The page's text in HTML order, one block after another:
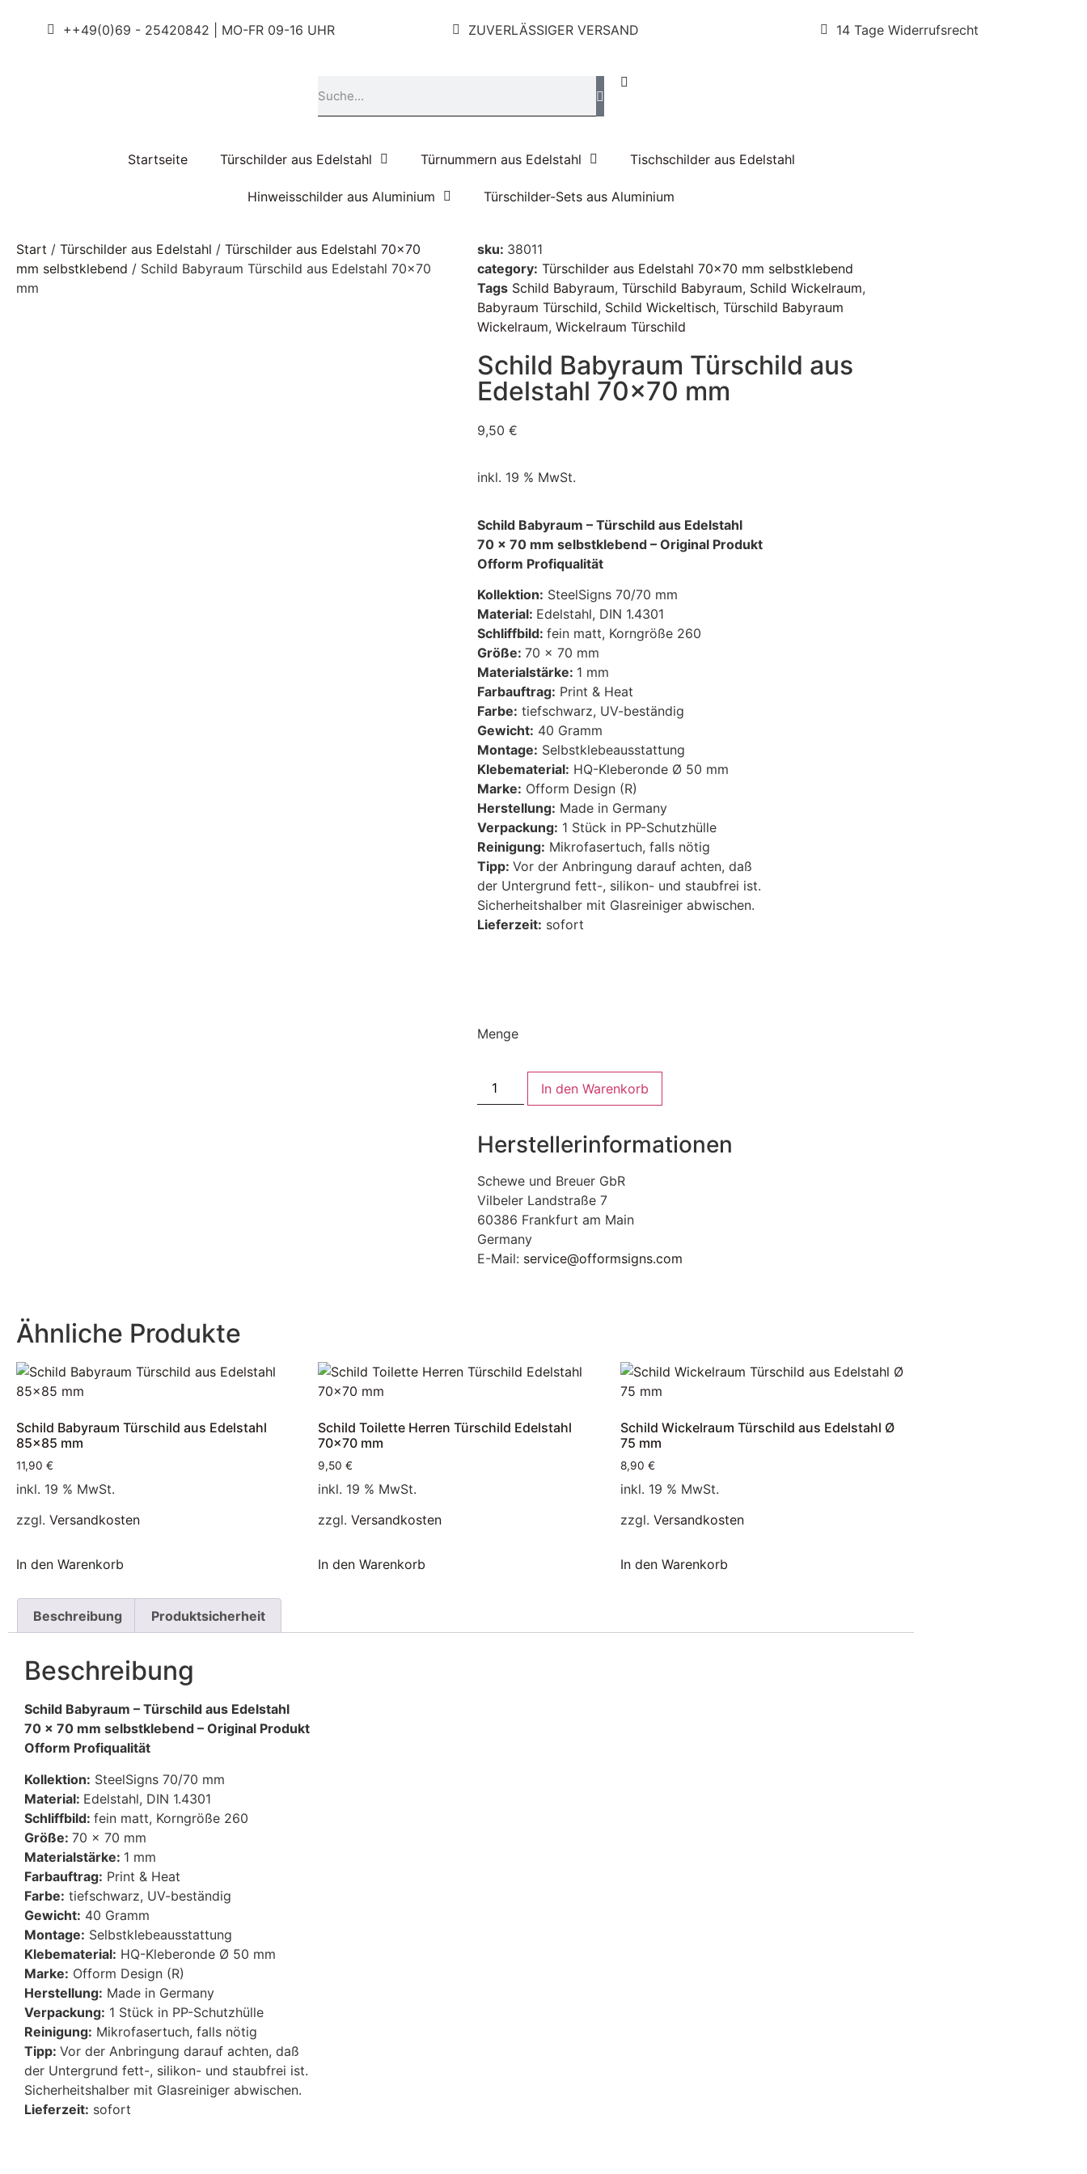
++49(0)69 - 25420842 | MO-FR 09-16 UHR ZUVERLÄSSIGER VERSAND 14 Tage Widerrufsrecht
Startseite Türschilder aus Edelstahl Türnummern aus Edelstahl Tischschilder aus Edelstahl
Hinweisschilder aus Aluminium Türschilder-Sets aus Aluminium
Start / Türschilder aus Edelstahl / Türschilder aus Edelstahl 70x70
mm selbstklebend / Schild Babyraum Türschild aus Edelstahl 70×70
mm
sku: 38011
category: Türschilder aus Edelstahl 70x70 mm selbstklebend
Tags Schild Babyraum, Türschild Babyraum, Schild Wickelraum,
Babyraum Türschild, Schild Wickeltisch, Türschild Babyraum
Wickelraum, Wickelraum Türschild
Schild Babyraum Türschild aus
Edelstahl 70×70 mm
9,50 €
inkl. 19 % MwSt.
Schild Babyraum – Türschild aus Edelstahl
70 x 70 mm selbstklebend – Original Produkt
Ofform Profiqualität
Kollektion: SteelSigns 70/70 mm
Material: Edelstahl, DIN 1.4301
Schliffbild: fein matt, Korngröße 260
Größe: 70 x 70 mm
Materialstärke: 1 mm
Farbauftrag: Print & Heat
Farbe: tiefschwarz, UV-beständig
Gewicht: 40 Gramm
Montage: Selbstklebeausstattung
Klebematerial: HQ-Kleberonde Ø 50 mm
Marke: Ofform Design (R)
Herstellung: Made in Germany
Verpackung: 1 Stück in PP-Schutzhülle
Reinigung: Mikrofasertuch, falls nötig
Tipp: Vor der Anbringung darauf achten, daß
der Untergrund fett-, silikon- und staubfrei ist.
Sicherheitshalber mit Glasreiniger abwischen.
Lieferzeit: sofort
Menge
In den Warenkorb
Herstellerinformationen
Schewe und Breuer GbR
Vilbeler Landstraße 7
60386 Frankfurt am Main
Germany
E-Mail: service@offormsigns.com
Ähnliche Produkte
Schild Babyraum Türschild aus Edelstahl
85×85 mm
11,90 €
inkl. 19 % MwSt.
zzgl. Versandkosten
In den Warenkorb
Schild Toilette Herren Türschild Edelstahl
70×70 mm
9,50€
inkl. 19 % MwSt.
zzgl.Versandkosten
In den Warenkorb
Schild Wickelraum Türschild aus Edelstahl Ø
75 mm
8,90 €
inkl. 19 % MwSt.
zzgl. Versandkosten
In den Warenkorb
Beschreibung Produktsicherheit
Beschreibung
Schild Babyraum – Türschild aus Edelstahl
70 x 70 mm selbstklebend – Original Produkt
Ofform Profiqualität
Kollektion: SteelSigns 70/70 mm
Material: Edelstahl, DIN 1.4301
Schliffbild: fein matt, Korngröße 260
Größe: 70 x 70 mm
Materialstärke: 1 mm
Farbauftrag: Print & Heat
Farbe: tiefschwarz, UV-beständig
Gewicht: 40 Gramm
Montage: Selbstklebeausstattung
Klebematerial: HQ-Kleberonde Ø 50 mm
Marke: Ofform Design (R)
Herstellung: Made in Germany
Verpackung: 1 Stück in PP-Schutzhülle
Reinigung: Mikrofasertuch, falls nötig
Tipp: Vor der Anbringung darauf achten, daß
der Untergrund fett-, silikon- und staubfrei ist.
Sicherheitshalber mit Glasreiniger abwischen.
Lieferzeit: sofort